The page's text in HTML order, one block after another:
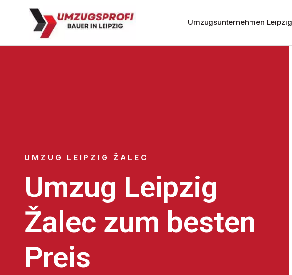
Umzugsunternehmen Leipzig
UMZUG LEIPZIG ŽALEC
Umzug Leipzig
Žalec zum besten
Preis